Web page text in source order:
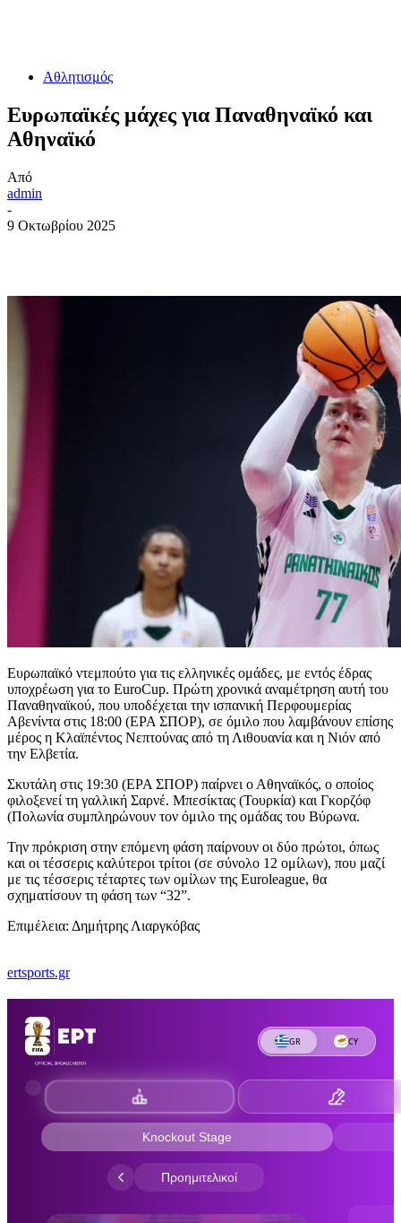
Αθλητισμός
Ευρωπαϊκές μάχες για Παναθηναϊκό και
Αθηναϊκό
Από
admin
-
9 Οκτωβρίου 2025
Ευρωπαϊκό ντεμπούτο για τις ελληνικές ομάδες, με εντός έδρας
υποχρέωση για το EuroCup. Πρώτη χρονικά αναμέτρηση αυτή του
Παναθηναϊκού, που υποδέχεται την ισπανική Περφουμερίας
Αβενίντα στις 18:00 (ΕΡΑ ΣΠΟΡ), σε όμιλο που λαμβάνουν επίσης
μέρος η Κλαϊπέντος Νεπτούνας από τη Λιθουανία και η Νιόν από
την Ελβετία.
Σκυτάλη στις 19:30 (ΕΡΑ ΣΠΟΡ) παίρνει ο Αθηναϊκός, ο οποίος
φιλοξενεί τη γαλλική Σαρνέ. Μπεσίκτας (Τουρκία) και Γκορζόφ
(Πολωνία συμπληρώνουν τον όμιλο της ομάδας του Βύρωνα.
Την πρόκριση στην επόμενη φάση παίρνουν οι δύο πρώτοι, όπως
και οι τέσσερις καλύτεροι τρίτοι (σε σύνολο 12 ομίλων), που μαζί
με τις τέσσερις τέταρτες των ομίλων της Euroleague, θα
σχηματίσουν τη φάση των “32”.
Επιμέλεια: Δημήτρης Λιαργκόβας
ertsports.gr